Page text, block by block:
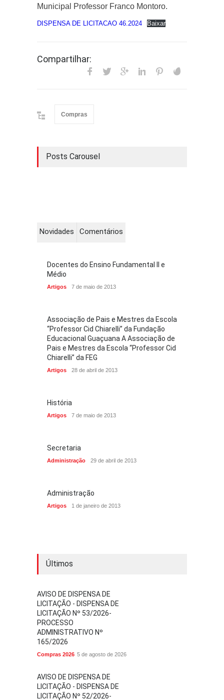
Municipal Professor Franco Montoro.
DISPENSA DE LICITACAO 46.2024 Baixar
Compartilhar:
Compras
Posts Carousel
Novidades Comentários
Docentes do Ensino Fundamental II e
Médio
Artigos 7 de maio de 2013
Associação de Pais e Mestres da Escola
“Professor Cid Chiarelli” da Fundação
Educacional Guaçuana A Associação de
Pais e Mestres da Escola “Professor Cid
Chiarelli” da FEG
Artigos 28 de abril de 2013
História
Artigos 7 de maio de 2013
Secretaria
Administração 29 de abril de 2013
Administração
Artigos 1 de janeiro de 2013
Últimos
AVISO DE DISPENSA DE
LICITAÇÃO - DISPENSA DE
LICITAÇÃO Nº 53/2026-
PROCESSO
ADMINISTRATIVO Nº
165/2026
Compras 2026 5 de agosto de 2026
AVISO DE DISPENSA DE
LICITAÇÃO - DISPENSA DE
LICITAÇÃO Nº 52/2026-